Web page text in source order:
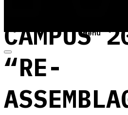
Menu
CAMPUS
“RE-